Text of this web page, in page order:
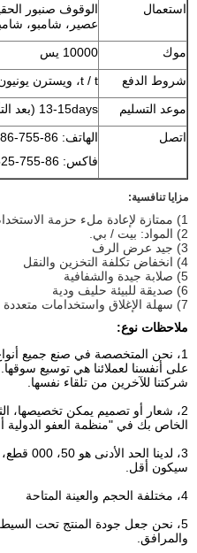
استعمال
الوقوف صنبور
عصير، شامبو،
موك
10000 يس
شروط الدفع
t / t، ويسترن يونيون، باي بال، l / c في البصر.
موعد التسليم
13-15days (بعد التأكد من نمط الطباعة)
اتصل
الهاتف: 86-755-3386-5526
فاكس: 86-755-33865525
مزايا تنافسية:
1) ممتازة لإعادة ملء حزمة الاستخدام
2) المواد: بيت / بي.
3) جيد عرض الرف
4) انخفاض تكلفة التخزين والنقل
5) صلابة جيدة والشفافية
6) صديقة للبيئة حليف ودية
7) سهلة الإغلاق واستخدامات متعددة
ملاحظات نوع:
1، نحن المتخصصة في صنع جميع
على أنفسنا لعملائنا هي توسيع سوقها.
شركتنا للآخرين من تلقاء نفسها.
2، شعار أو تصميم يمكن تخصيصها،
الخاص بك في "منظمة العفو الدولية
3، لدينا
سيكون أقل.
4، مختلفة الحجم والعينة المتاحة
5، نحن جعل جودة المنتج تحت
والمرافق.